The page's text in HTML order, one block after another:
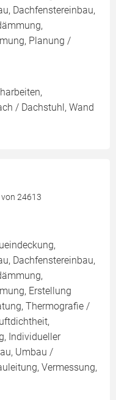
Dachfenstereinbau,
Planung /
/ Dachstuhl, Wand
24613
Dachfenstereinbau,
Erstellung
Thermografie /
Individueller
Umbau /
Vermessung,